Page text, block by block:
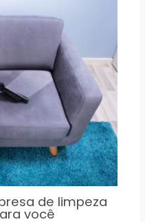
de limpeza
você